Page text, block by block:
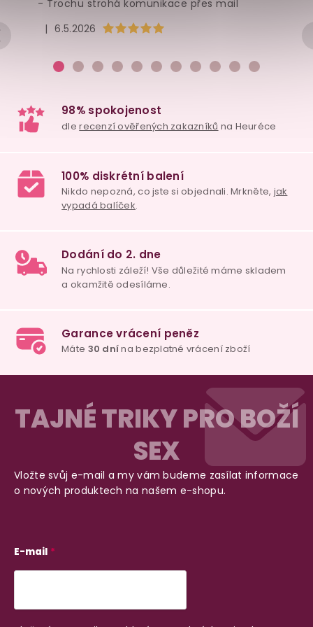
Hodnocení obchodu je 5 z 5 hvězdiček.
| 6.5.2026
- Trochu strohá komunikace přes mail
100% diskrétní balení
TAJNÉ TRIKY PRO BOŽÍ
SEX
Vložte svůj e-mail a my vám budeme zasílat informace
o nových produktech na našem e-shopu.
E-mail